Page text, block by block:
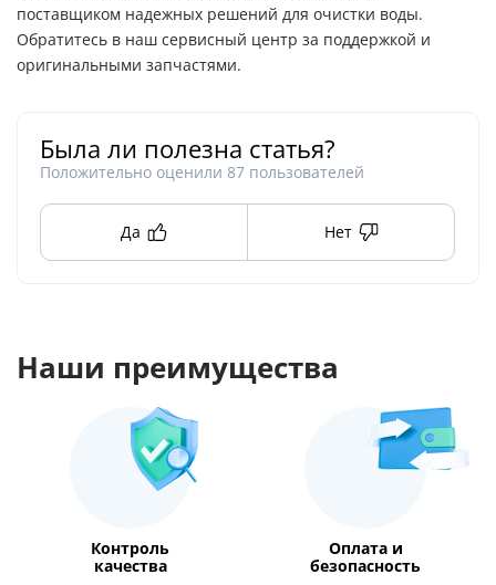
поставщиком надежных решений для очистки воды.
Обратитесь в наш сервисный центр за поддержкой и
оригинальными запчастями.
Была ли полезна статья?
Положительно оценили 87 пользователей
Да Нет
Наши преимущества
Контроль
качества
Оплата и
безопасность